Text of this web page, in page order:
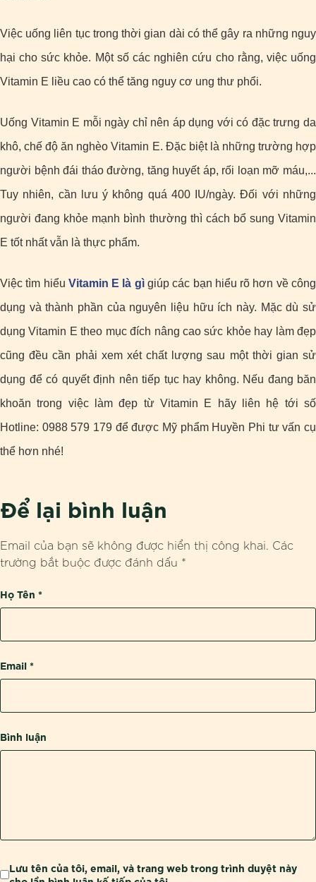
Việc uống liên tục trong thời gian dài có thể gây ra những nguy
hại cho sức khỏe. Một số các nghiên cứu cho rằng, việc uống
Vitamin E liều cao có thể tăng nguy cơ ung thư phổi.
Uống Vitamin E mỗi ngày chỉ nên áp dụng với có đặc trưng da
khô, chế độ ăn nghèo Vitamin E. Đặc biệt là những trường hợp
người bệnh đái tháo đường, tăng huyết áp, rối loạn mỡ máu,...
Tuy nhiên, cần lưu ý không quá 400 IU/ngày. Đối với những
người đang khỏe mạnh bình thường thì cách bổ sung Vitamin
E tốt nhất vẫn là thực phẩm.
Việc tìm hiểu Vitamin E là gìgiúp các bạn hiểu rõ hơn về công
dụng và thành phần của nguyên liệu hữu ích này. Mặc dù sử
dụng Vitamin E theo mục đích nâng cao sức khỏe hay làm đẹp
cũng đều cần phải xem xét chất lượng sau một thời gian sử
dụng để có quyết định nên tiếp tục hay không. Nếu đang băn
khoăn trong việc làm đẹp từ Vitamin E hãy liên hệ tới số
Hotline: 0988 579 179 để được Mỹ phẩm Huyền Phi tư vấn cụ
thể hơn nhé!
Để lại bình luận
Email của bạn sẽ không được hiển thị công khai. Các
trường bắt buộc được đánh dấu *
Bình luận
Họ Tên *
Email *
Lưu tên của tôi, email, và trang web trong trình duyệt này